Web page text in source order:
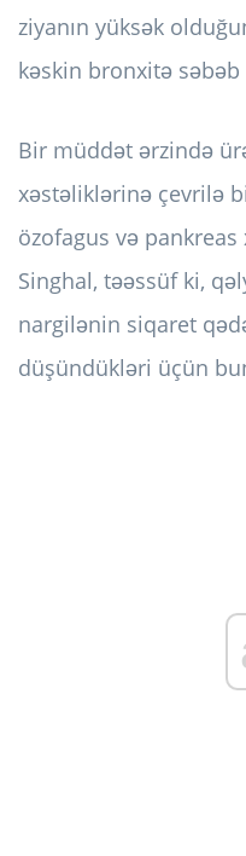
ziyanın yüksək
kəskin bronxitə
Bir müddət ərzində
xəstəliklərinə çevrilə
özofagus və
Singhal, təəssüf ki,
nargilənin siqaret
düşündükləri üçün